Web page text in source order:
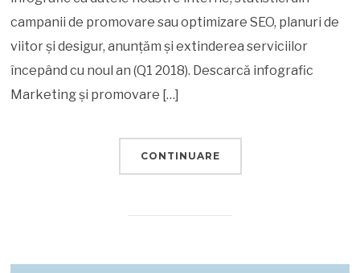
campanii de promovare sau optimizare SEO, planuri de
viitor și desigur, anunțăm și extinderea serviciilor
începând cu noul an (Q1 2018). Descarcă infografic
Marketing și promovare […]
CONTINUARE